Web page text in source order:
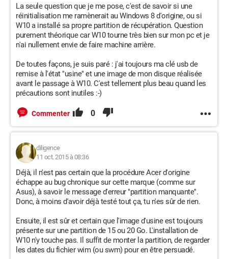
La seule question que je me pose, c'est de savoir si une
réinitialisation me ramènerait au Windows 8 d'origine, ou si
W10 a installé sa propre partition de récupération. Question
purement théorique car W10 tourne très bien sur mon pc et je
n'ai nullement envie de faire machine arrière.
De toutes façons, je suis paré : j'ai toujours ma clé usb de
remise à l'état "usine" et une image de mon disque réalisée
avant le passage à W10. C'est tellement plus beau quand les
précautions sont inutiles :-)
Commenter 0
diligence
11 oct. 2015 à 08:36
Déjà, il n'est pas certain que la procédure Acer d'origine
échappe au bug chronique sur cette marque (comme sur
Asus), à savoir le message d'erreur "partition manquante".
Donc, à moins d'avoir déjà testé tout ça, tu n'es sûr de rien.
Ensuite, il est sûr et certain que l'image d'usine est toujours
présente sur une partition de 15 ou 20 Go. L'installation de
W10 n'y touche pas. Il suffit de monter la partition, de regarder
les dates du fichier wim (ou swm) pour en être persuadé.